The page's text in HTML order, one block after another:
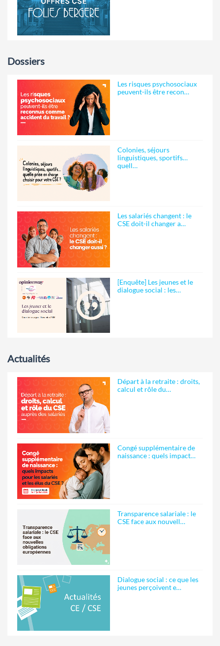
Dossiers
Les risques psychosociaux
peuvent-ils être recon…
Colonies, séjours
linguistiques, sportifs…
quell…
Les salariés changent : le
CSE doit-il changer a…
[Enquête] Les jeunes et le
dialogue social : les…
Actualités
Départ à la retraite : droits,
calcul et rôle du…
Congé supplémentaire de
naissance : quels impact…
Transparence salariale : le
CSE face aux nouvell…
Dialogue social : ce que les
jeunes perçoivent e…